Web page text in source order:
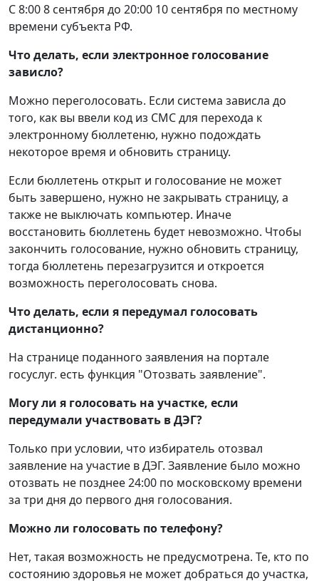
С 8:00 8 сентября до 20:00 10 сентября по местному
времени субъекта РФ.
Что делать, если электронное голосование
зависло?
Можно переголосовать. Если система зависла до
того, как вы ввели код из СМС для перехода к
электронному бюллетеню, нужно подождать
некоторое время и обновить страницу.
Если бюллетень открыт и голосование не может
быть завершено, нужно не закрывать страницу, а
также не выключать компьютер. Иначе
восстановить бюллетень будет невозможно. Чтобы
закончить голосование, нужно обновить страницу,
тогда бюллетень перезагрузится и откроется
возможность переголосовать снова.
Что делать, если я передумал голосовать
дистанционно?
На странице поданного заявления на портале
госуслуг. есть функция "Отозвать заявление".
Могу ли я голосовать на участке, если
передумали участвовать в ДЭГ?
Только при условии, что избиратель отозвал
заявление на участие в ДЭГ. Заявление было можно
отозвать не позднее 24:00 по московскому времени
за три дня до первого дня голосования.
Можно ли голосовать по телефону?
Нет, такая возможность не предусмотрена. Те, кто по
состоянию здоровья не может добраться до участка,